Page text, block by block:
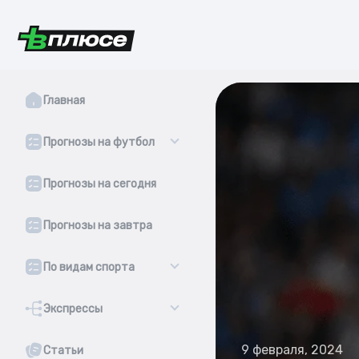
Главная
Прогнозы на футбол
Прогнозы на сегодня
Прогнозы на завтра
По видам спорта
Экспрессы
Статьи 9 февраля, 2024